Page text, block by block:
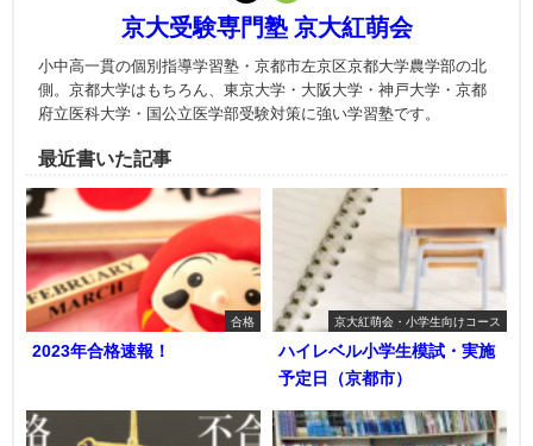
京大受験専門塾 京大紅萌会
小中高一貫の個別指導学習塾・京都市左京区京都大学農学部の北
側。京都大学はもちろん、東京大学・大阪大学・神戸大学・京都
府立医科大学・国公立医学部受験対策に強い学習塾です。
最近書いた記事
合格
2023年合格速報！
京大紅萌会・小学生向けコース
ハイレベル小学生模試・実施
予定日（京都市）